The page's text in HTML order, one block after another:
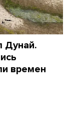
Дунай.
времен